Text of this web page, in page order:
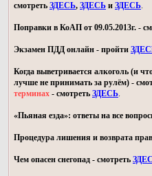
смотреть ЗДЕСЬ, ЗДЕСЬ и ЗДЕСЬ.
Поправки в КоАП от 09.05.2013г. -
Экзамен ПДД онлайн - пройти
Когда выветривается алкоголь (и
лучше не принимать за рулём) -
терминах - смотреть ЗДЕСЬ.
«Пьяная езда»: ответы на все
Процедура лишения и возврата
Чем опасен снегопад - смотреть